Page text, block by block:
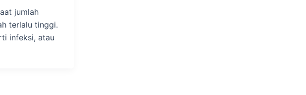
jumlah
terlalu tinggi.
infeksi, atau